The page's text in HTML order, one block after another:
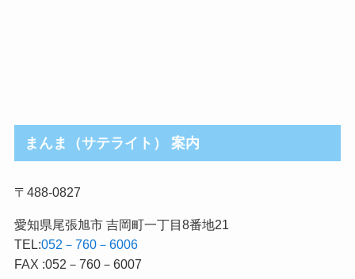
まんま（サテライト） 案内
〒488-0827
愛知県尾張旭市 吉岡町一丁目8番地21
TEL:052－760－6006
FAX :052－760－6007